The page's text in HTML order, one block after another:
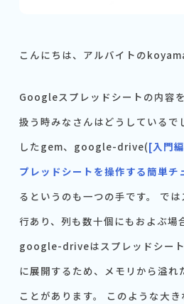
こんにちは、アルバイトの
Googleスプレッドシートの内容
扱う時みなさんはどうしているで
したgem、google-drive([入門
プレッドシートを操作する簡単チ
るというのも一つの手です。 で
行あり、列も数十個にもおよぶ場
google-driveはスプレッドシー
に展開するため、メモリから溢れ
ことがあります。 このような大